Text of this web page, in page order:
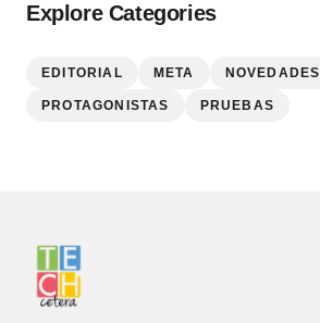
Explore Categories
EDITORIAL META NOVEDADES
PROTAGONISTAS PRUEBAS